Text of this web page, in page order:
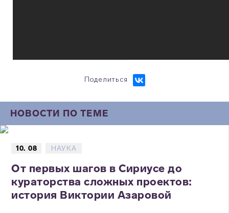
Поделиться
НОВОСТИ ПО ТЕМЕ
10. 08 НАУКА
От первых шагов в Сириусе до
кураторства сложных проектов:
история Виктории Азаровой